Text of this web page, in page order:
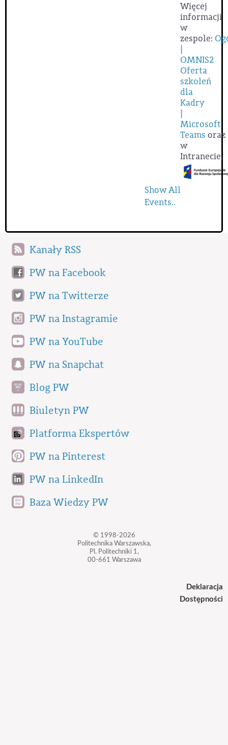
Więcej
informacji
w
zespole:
|
OMNIS2
Oferta
szkoleń
dla
Kadry
|
Microsoft
Teams oraz
w
Intranecie.
Show All
Events..
Kanały RSS
PW na Facebook
PW na Twitterze
PW na Instagramie
PW na YouTube
PW na Snapchat
Blog PW
Biuletyn PW
Platforma Ekspertów
PW na Pinterest
PW na LinkedIn
Baza Wiedzy PW
© 1998-2026
Politechnika Warszawska,
Pl. Politechniki 1,
00-661 Warszawa
Deklaracja
Dostępności